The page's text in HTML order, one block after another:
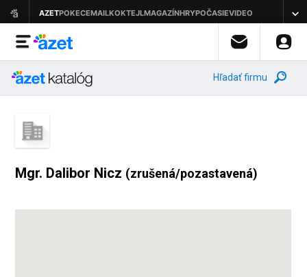
Hľadať firmu
Mgr. Dalibor Nicz (zrušená/pozastavená)